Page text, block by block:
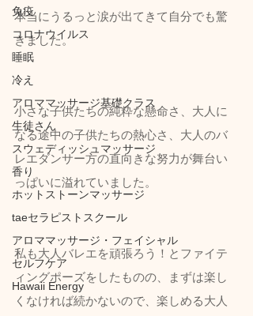
免疫
コロナウイルス
睡眠
冷え
アロママッサージ基礎クラス
生徒さん
スウェディッシュマッサージ
香り
ホットストーンマッサージ
taeセラピストスクール
アロママッサージ・フェイシャル
セルフケア
Hawaii Energy
本当にうるっと涙が出てきて自分でも驚
きました。
小さな子供たちの純粋な懸命さ、大人に
なる途中の子供たちの熱心さ、大人のバ
レエダンサー方の直向きな努力が舞台い
っぱいに溢れていました。
私も大人バレエを頑張ろう！とファイテ
ィングポーズをしたものの、まずは楽し
くなければ続かないので、楽しめる大人